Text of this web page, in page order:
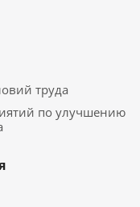
труда
по улучшению